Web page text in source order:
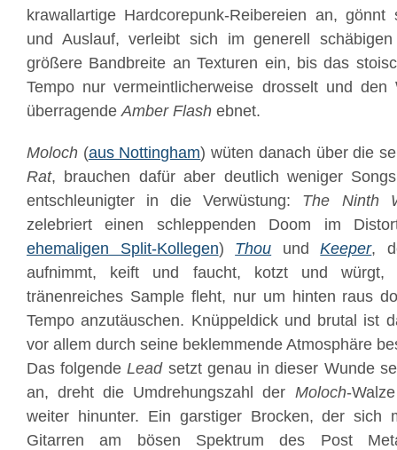
krawallartige Hardcorepunk-Reibereien an,
und Auslauf, verleibt sich im generell
größere Bandbreite an Texturen ein, bis das
Tempo nur vermeintlicherweise drosselt und
überragendeAmber Flash ebnet.
Moloch (aus Nottingham) wüten danach über die
Rat, brauchen dafür aber deutlich weniger
entschleunigter in die Verwüstung: The Ninth
zelebriert einen schleppenden Doom im
ehemaligen Split-Kollegen) Thou undKeeper,
aufnimmt, keift und faucht, kotzt und
tränenreiches Sample fleht, nur um hinten raus
Tempo anzutäuschen. Knüppeldick und brutal ist
vor allem durch seine beklemmende Atmosphäre
Das folgendeLeadsetzt genau in dieser Wunde
an, dreht die Umdrehungszahl der Moloch-
weiter hinunter. Ein garstiger Brocken, der sich
Gitarren am bösen Spektrum des Post